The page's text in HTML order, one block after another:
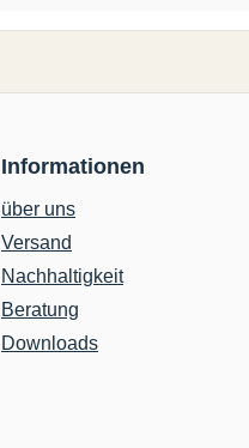
Informationen
über uns
Versand
Nachhaltigkeit
Beratung
Downloads